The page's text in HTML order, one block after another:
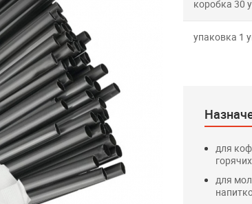
коробка 30
упаковка 1
для
для